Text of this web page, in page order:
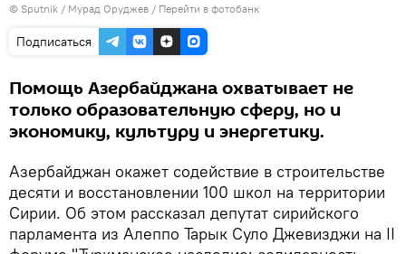
© Sputnik / Мурад Оруджев / Перейти в фотобанк
Подписаться
Помощь Азербайджана охватывает не
только образовательную сферу, но и
экономику, культуру и энергетику.
Азербайджан окажет содействие в строительстве
десяти и восстановлении 100 школ на территории
Сирии. Об этом рассказал депутат сирийского
парламента из Алеппо Тарык Суло Джевизджи на II